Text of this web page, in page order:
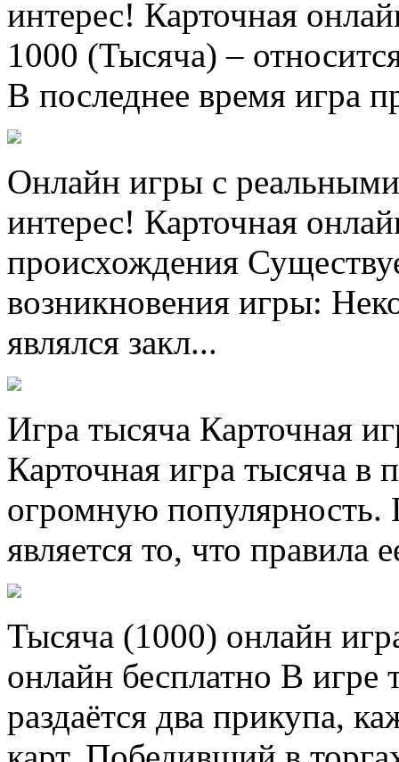
интерес! Карточная
1000 (Тысяча) –
В последнее время игра
Онлайн игры с
интерес! Карточная
происхождения
возникновения игры:
являлся закл...
Игра тысяча Карточная
Карточная игра тысяча в
огромную
является то, что правила
Тысяча (1000) онлайн
онлайн бесплатно В игре
раздаётся два прикупа,